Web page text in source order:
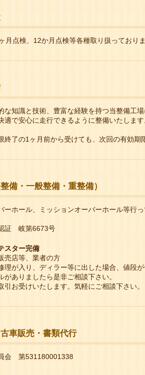
月点検、12か月点検等各種取り扱っており
知識と技術、豊富な経験を持つ当整備工場
で安心に走行できるように整備いたします
期限終了の1ヶ月前から受けても
備・一般整備・重整備）
ホール、ミッションオーバーホール等行っ
証 岐第6673号
スター完備
等、業者の方
り、ディラー等に出した場合、値段が合
ましたら是非ご相談下さい。
けいたします。気軽にご相談下さい。
車販売・書類代行
会 第531180001338